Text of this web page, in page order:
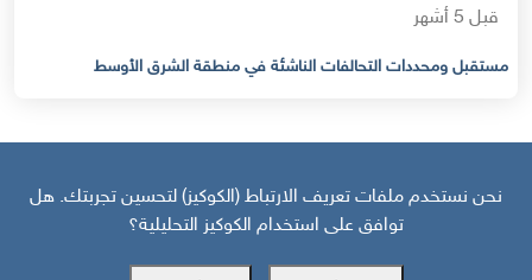
قبل 5 أشهر
مستقبل ومحددات التحالفات الناشئة في منطقة الشرق الأوسط
نحن نستخدم ملفات تعريف الارتباط (الكوكيز) لتحسين تجربتك. هل
توافق على استخدام الكوكيز التحليلية؟